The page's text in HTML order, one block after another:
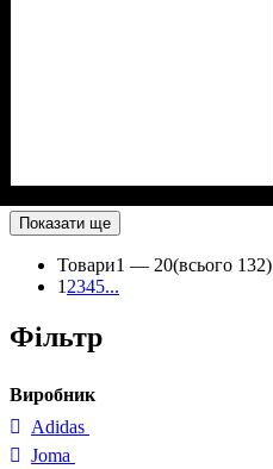
Показати ще
Товари1 — 20(всього 132)
1 2345...
Фільтр
Виробник
Adidas
Joma